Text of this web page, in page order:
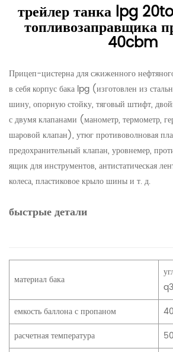
трейлер танка lpg
топливозаправщика
40cbm
Прицеп-цистерна для сжиженного
в себя корпус бака lpg (изготовлен из
шину, опорную стойку, тяговый штифт,
с двумя клапанами (манометр, термометр,
шаровой клапан), утюг противоволновая
предохранительный клапан, уровнемер,
ящик для инструментов, антистатическая
колеса, пластиковое крыло шины и т. д.
быстрые детали
материал бака
емкость баллона с пропаном
расчетная температура